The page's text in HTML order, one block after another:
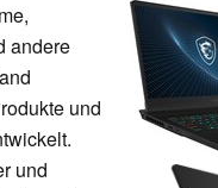
andere
und
und